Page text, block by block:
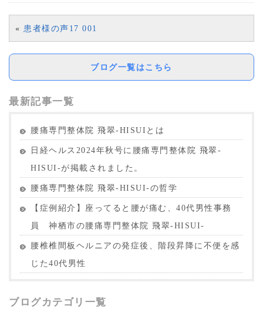
« 患者様の声17 001
ブログ一覧はこちら
最新記事一覧
腰痛専門整体院 飛翠-HISUIとは
日経ヘルス2024年秋号に腰痛専門整体院 飛翠-
HISUI-が掲載されました。
腰痛専門整体院 飛翠-HISUI-の哲学
【症例紹介】座ってると腰が痛む、40代男性事務
員 神栖市の腰痛専門整体院 飛翠-HISUI-
腰椎椎間板ヘルニアの発症後、階段昇降に不便を感
じた40代男性
ブログカテゴリ一覧